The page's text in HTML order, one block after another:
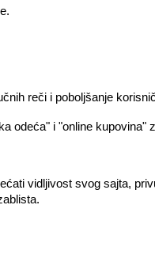
reči i poboljšanje
odeća" i "online kupovina"
vidljivost svog sajta,